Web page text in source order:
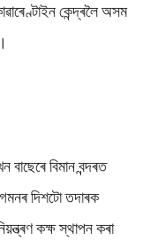
কেন্দ্ৰলৈ অসম
বিমান বন্দৰত
দিশটো তদাৰক
কক্ষ স্থাপন কৰা